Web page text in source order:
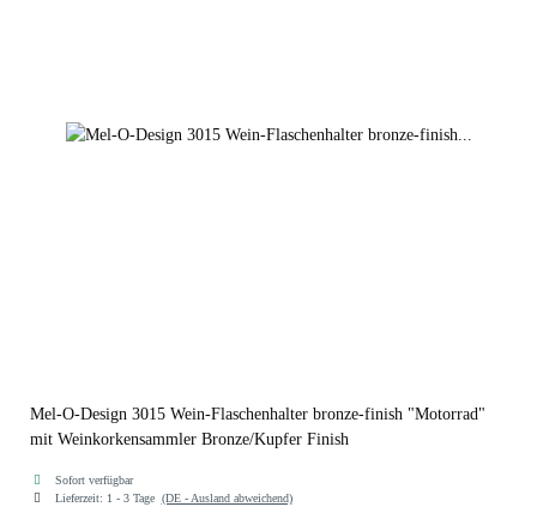
Mel-O-Design 3015 Wein-Flaschenhalter bronze-finish "Motorrad"
mit Weinkorkensammler Bronze/Kupfer Finish
Sofort verfügbar
Lieferzeit: 1 - 3 Tage (DE - Ausland abweichend)